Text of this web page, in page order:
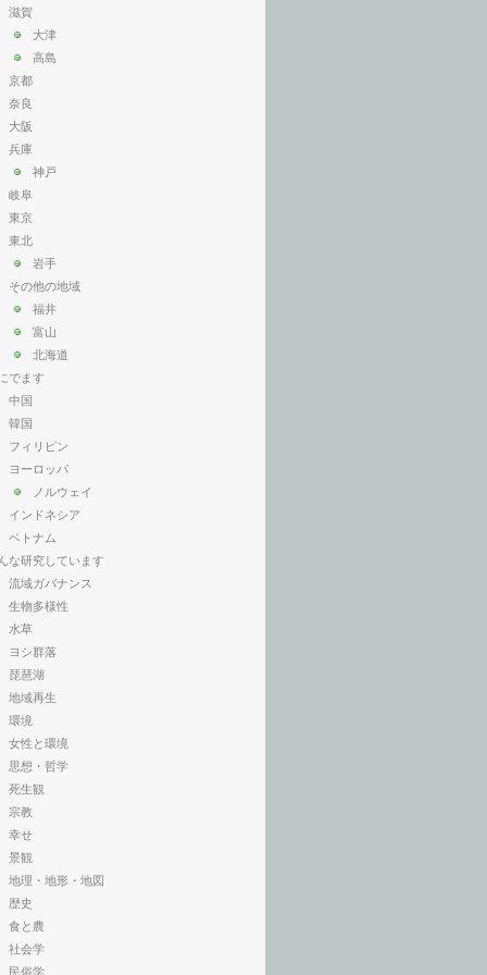
滋賀
大津
高島
京都
奈良
大阪
兵庫
神戸
岐阜
東京
東北
岩手
その他の地域
福井
富山
北海道
でます
中国
韓国
フィリピン
ヨーロッパ
ノルウェイ
インドネシア
ベトナム
な研究しています
流域ガバナンス
生物多様性
水草
ヨシ群落
琵琶湖
地域再生
環境
女性と環境
思想・哲学
死生観
宗教
幸せ
景観
地理・地形・地図
歴史
食と農
社会学
民俗学